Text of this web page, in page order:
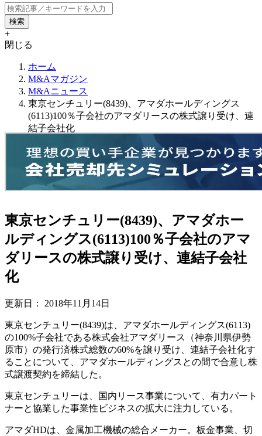
+
閉じる
ホーム
M&Aマガジン
M&Aニュース
東京センチュリー(8439)、アマダホールディングス
(6113)100％子会社のアマダリースの株式譲り受け、連
結子会社化
東京センチュリー(8439)、アマダホー
ルディングス(6113)100％子会社のアマ
ダリースの株式譲り受け、連結子会社
化
更新日： 2018年11月14日
東京センチュリー(8439)は、アマダホールディングス(6113)
の100%子会社である株式会社アマダリース（神奈川県伊勢
原市）の発行済株式総数の60%を譲り受け、連結子会社化す
ることについて、アマダホールディングスとの間で合意し株
式譲渡契約を締結した。
東京センチュリーは、国内リース事業について、有力パート
ナーと協業した事業性ビジネスの拡大に注力している。
アマダHDは、金属加工機械の総合メーカー。板金事業、切